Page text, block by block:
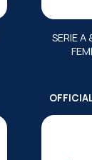
SERIE A